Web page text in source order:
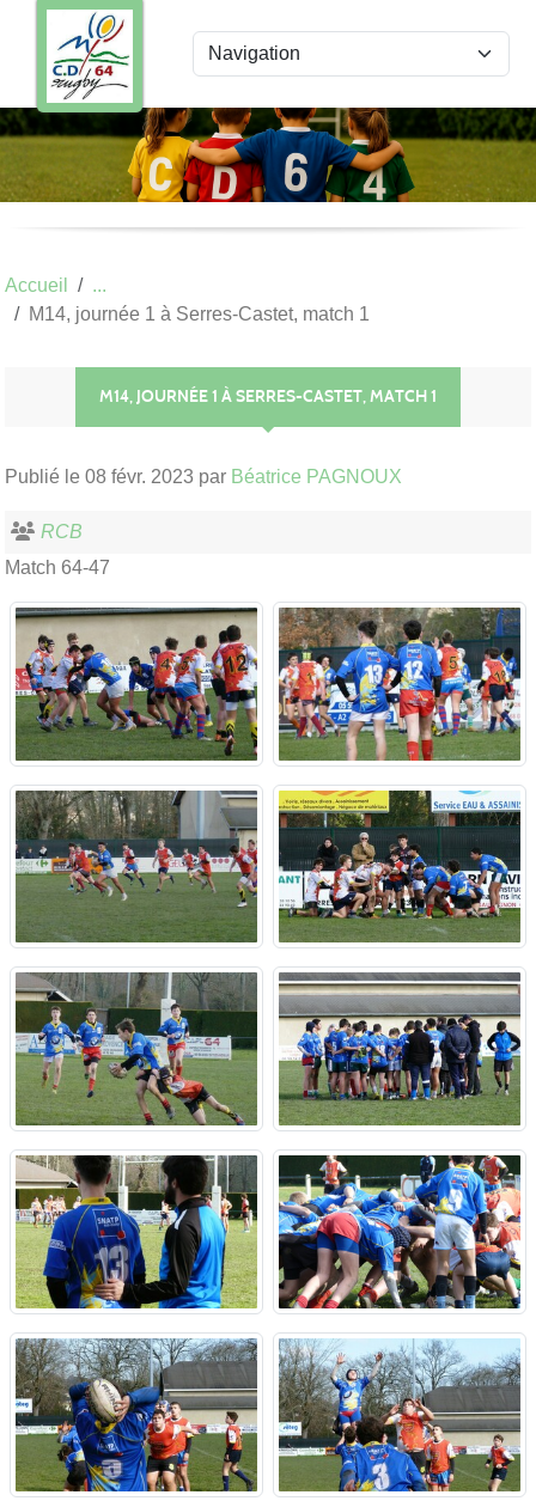
Accueil
M14, journée 1 à Serres-Castet, match 1
M14, JOURNÉE 1 À SERRES-CASTET, MATCH 1
Publié le 08 févr. 2023 par Béatrice PAGNOUX
RCB
Match 64-47
Panneau de gestion des cookies